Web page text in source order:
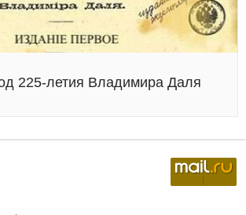
225-летия Владимира Даля